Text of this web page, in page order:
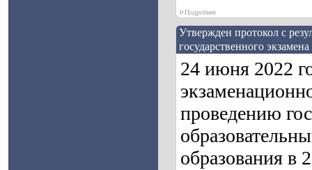
»Подробнее
Утвержден протокол с
государственного
24 июня 2022
проведению
образования в